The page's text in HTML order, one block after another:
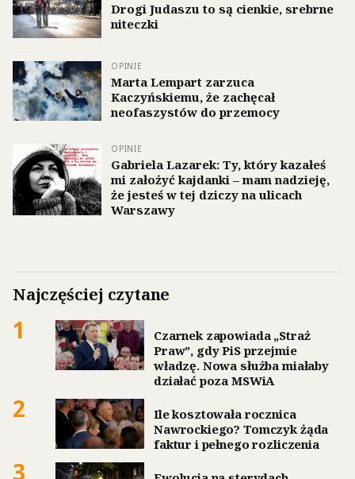
Drogi Judaszu to są cienkie, srebrne
niteczki
OPINIE
Marta Lempart zarzuca
Kaczyńskiemu, że zachęcał
neofaszystów do przemocy
OPINIE
Gabriela Lazarek: Ty, który kazałeś
mi założyć kajdanki – mam nadzieję,
że jesteś w tej dziczy na ulicach
Warszawy
Najczęściej czytane
1
Czarnek zapowiada „Straż
Praw”, gdy PiS przejmie
władzę. Nowa służba miałaby
działać poza MSWiA
2
Ile kosztowała rocznica
Nawrockiego? Tomczyk żąda
faktur i pełnego rozliczenia
3